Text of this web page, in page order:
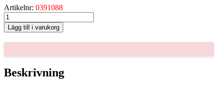
Artikelnr: 0391088
MONASTRALBLÅTT
TUBFÄRG,
40-
ML
Lägg till i varukorg
Beskrivning